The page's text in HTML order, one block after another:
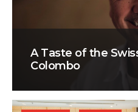
A Taste of the
Colombo